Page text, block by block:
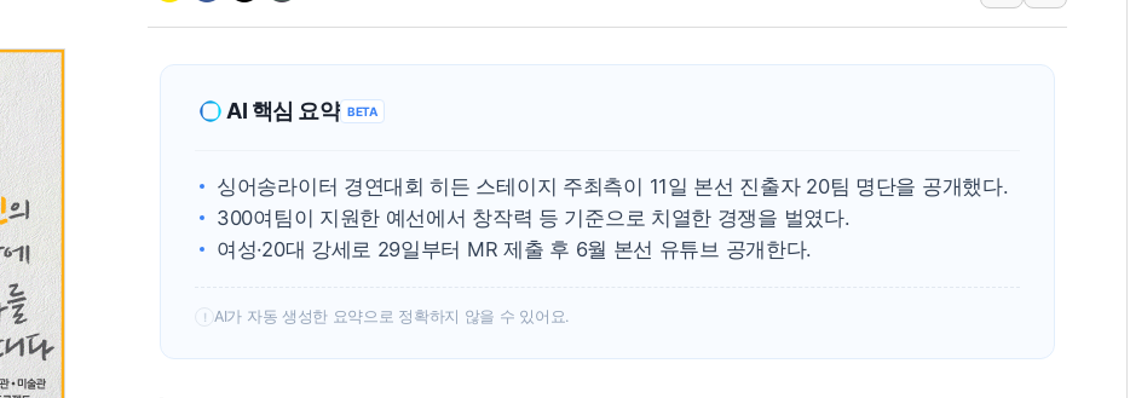
뉴욕증시 프리뷰, 美 고용 쇼크에 금리 인상 우려 후퇴…나스닥
트럼프 "금리 내려야"…파월 때와 달리 워시엔 톤 낮춰
특정 정치인 측근 포항시 정책특보 내정설...포항시 '시끌'
李 "해남 태양광, 대한민국 다음 100년 밑거름…수도권 집중 완
AI 핵심 요약 BETA
싱어송라이터 경연대회 히든 스테이지 주최측이 11일 본선 진출자 20팀 명단을 공개했다.
300여팀이 지원한 예선에서 창작력 등 기준으로 치열한 경쟁을 벌였다.
여성·20대 강세로 29일부터 MR 제출 후 6월 본선 유튜브 공개한다.
! AI가 자동 생성한 요약으로 정확하지 않을 수 있어요.